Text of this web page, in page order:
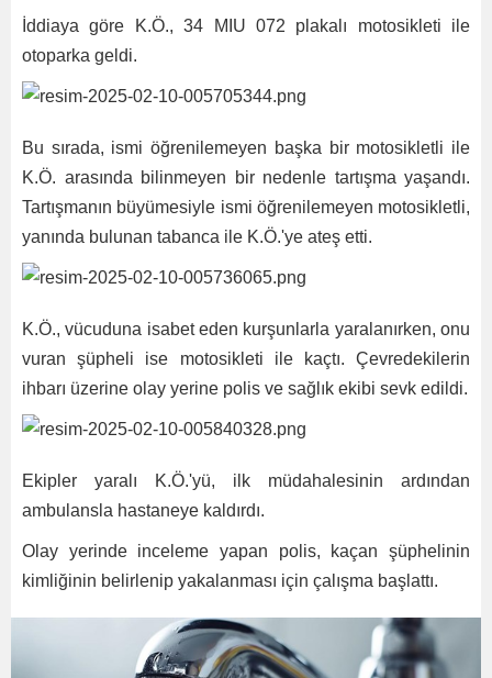
İddiaya göre K.Ö., 34 MIU 072 plakalı motosikleti ile
otoparka geldi.
Bu sırada, ismi öğrenilemeyen başka bir motosikletli ile
K.Ö. arasında bilinmeyen bir nedenle tartışma yaşandı.
Tartışmanın büyümesiyle ismi öğrenilemeyen motosikletli,
yanında bulunan tabanca ile K.Ö.'ye ateş etti.
K.Ö., vücuduna isabet eden kurşunlarla yaralanırken, onu
vuran şüpheli ise motosikleti ile kaçtı. Çevredekilerin
ihbarı üzerine olay yerine polis ve sağlık ekibi sevk edildi.
Ekipler yaralı K.Ö.'yü, ilk müdahalesinin ardından
ambulansla hastaneye kaldırdı.
Olay yerinde inceleme yapan polis, kaçan şüphelinin
kimliğinin belirlenip yakalanması için çalışma başlattı.